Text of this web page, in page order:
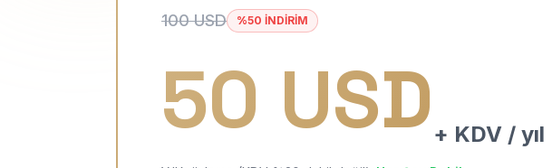
100 USD %50 İNDİRİM
50 USD + KDV / yıl